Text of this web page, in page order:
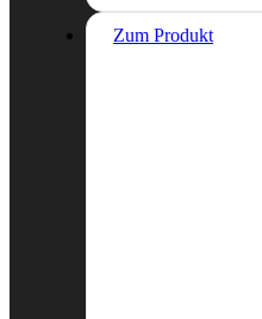
Zum Produkt